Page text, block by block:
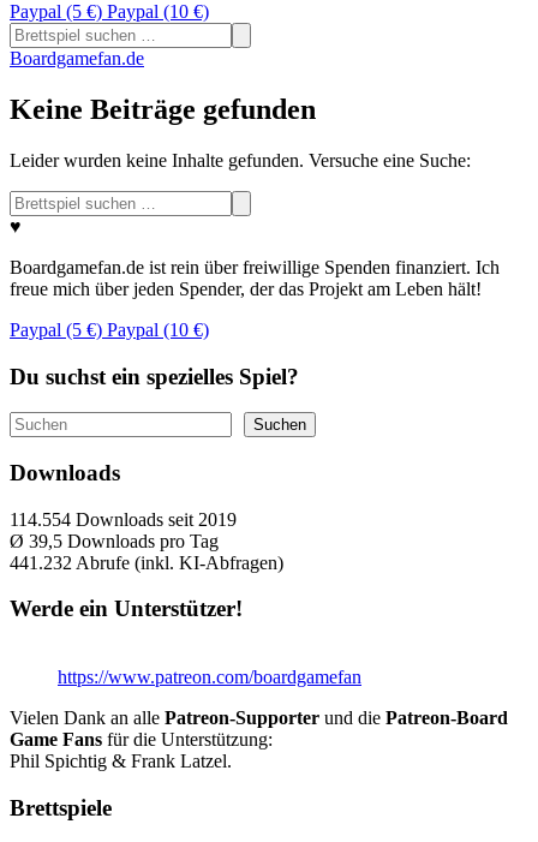
Paypal (5 €) Paypal (10 €)
Suchen
nach:
Boardgamefan.de
Keine Beiträge gefunden
Leider wurden keine Inhalte gefunden. Versuche eine Suche:
Suchen
nach:
♥
Boardgamefan.de ist rein über freiwillige Spenden finanziert. Ich
freue mich über jeden Spender, der das Projekt am Leben hält!
Paypal (5 €) Paypal (10 €)
Du suchst ein spezielles Spiel?
Suchen Suchen
Downloads
114.554 Downloads seit 2019
Ø 39,5 Downloads pro Tag
441.232 Abrufe (inkl. KI-Abfragen)
Werde ein Unterstützer!
https://www.patreon.com/boardgamefan
Vielen Dank an alle Patreon-Supporter und die Patreon-Board
Game Fans für die Unterstützung:
Phil Spichtig & Frank Latzel.
Brettspiele